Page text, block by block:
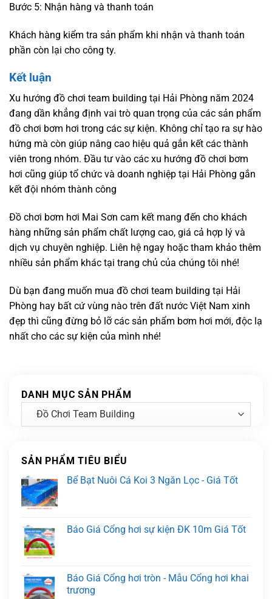
Bước 5: Nhận hàng và thanh toán
Khách hàng kiểm tra sản phẩm khi nhận và thanh toán
phần còn lại cho công ty.
Kết luận
Xu hướng đồ chơi team building tại Hải Phòng năm 2024
đang dần khẳng định vai trò quan trọng của các sản phẩm
đồ chơi bơm hơi trong các sự kiện. Không chỉ tạo ra sự hào
hứng mà còn giúp nâng cao hiệu quả gắn kết các thành
viên trong nhóm. Đầu tư vào các xu hướng đồ chơi bơm
hơi cũng giúp tổ chức và doanh nghiệp tại Hải Phòng gắn
kết đội nhóm thành công
Đồ chơi bơm hơi Mai Sơn cam kết mang đến cho khách
hàng những sản phẩm chất lượng cao, giá cả hợp lý và
dịch vụ chuyên nghiệp. Liên hệ ngay hoặc tham khảo thêm
nhiều sản phẩm khác tại trang chủ của chúng tôi nhé!
Dù bạn đang muốn mua đồ chơi team building tại Hải
Phòng hay bất cứ vùng nào trên đất nước Việt Nam xinh
đẹp thì cũng đừng bỏ lỡ các sản phẩm bơm hơi mới, độc lạ
nhất cho các sự kiện của mình nhé!
DANH MỤC SẢN PHẨM
SẢN PHẨM TIÊU BIỂU
Bể Bạt Nuôi Cá Koi 3 Ngăn Lọc - Giá Tốt
Báo Giá Cổng hơi sự kiện ĐK 10m Giá Tốt
Báo Giá Cổng hơi tròn - Mẫu Cổng hơi khai
trương